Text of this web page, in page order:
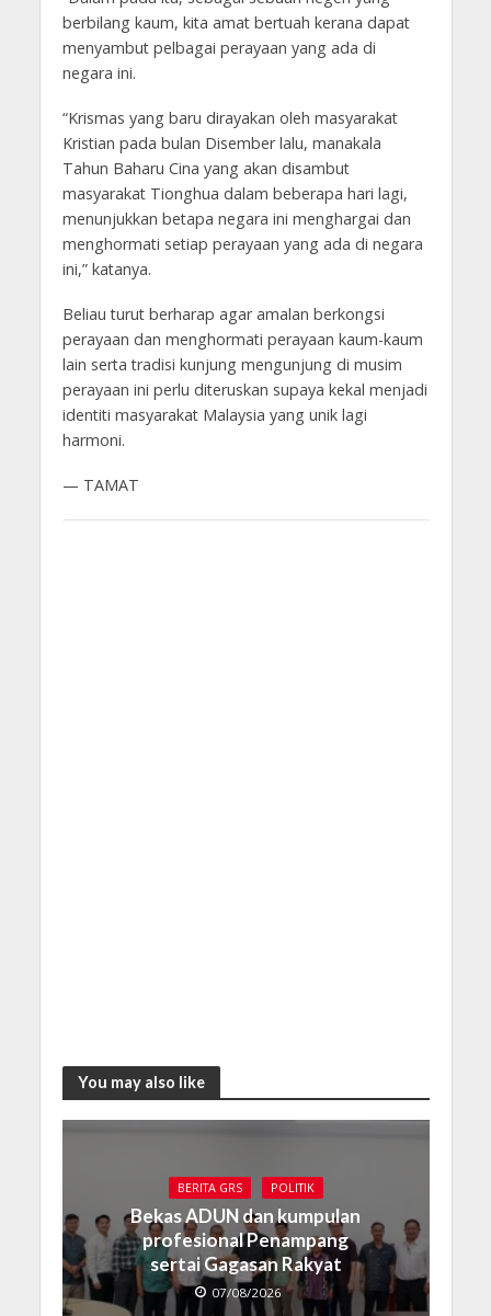
berbilang kaum, kita amat bertuah kerana dapat
menyambut pelbagai perayaan yang ada di
negara ini.
“Krismas yang baru dirayakan oleh masyarakat
Kristian pada bulan Disember lalu, manakala
Tahun Baharu Cina yang akan disambut
masyarakat Tionghua dalam beberapa hari lagi,
menunjukkan betapa negara ini menghargai dan
menghormati setiap perayaan yang ada di negara
ini,” katanya.
Beliau turut berharap agar amalan berkongsi
perayaan dan menghormati perayaan kaum-kaum
lain serta tradisi kunjung mengunjung di musim
perayaan ini perlu diteruskan supaya kekal menjadi
identiti masyarakat Malaysia yang unik lagi
harmoni.
— TAMAT
You may also like
BERITA GRS POLITIK
Bekas ADUN dan kumpulan
profesional Penampang
sertai Gagasan Rakyat
07/08/2026